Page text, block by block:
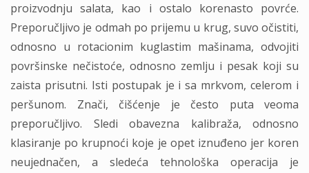
proizvodnju salata, kao i ostalo korenasto povrće.
Preporučljivo je odmah po prijemu u krug, suvo očistiti,
odnosno u rotacionim kuglastim mašinama, odvojiti
površinske nečistoće, odnosno zemlju i pesak koji su
zaista prisutni. Isti postupak je i sa mrkvom, celerom i
peršunom. Znači, čišćenje je često puta veoma
preporučljivo. Sledi obavezna kalibraža, odnosno
klasiranje po krupnoći koje je opet iznuđeno jer koren
neujednačen, a sledeća tehnološka operacija je